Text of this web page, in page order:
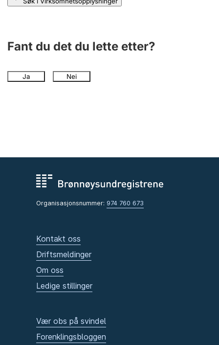
Fant du det du lette etter?
Ja Nei
Organisasjonsnummer: 974 760 673
Kontakt oss
Driftsmeldinger
Om oss
Ledige stillinger
Vær obs på svindel
Forenklingsbloggen